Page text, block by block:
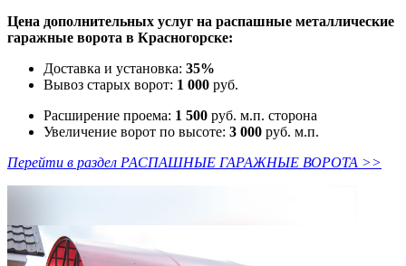
Цена дополнительных услуг на распашные металлические
гаражные ворота в Красногорске:
Доставка и установка: 35%
Вывоз старых ворот: 1 000 руб.
Расширение проема: 1 500 руб. м.п. сторона
Увеличение ворот по высоте: 3 000 руб. м.п.
Перейти в раздел РАСПАШНЫЕ ГАРАЖНЫЕ ВОРОТА >>